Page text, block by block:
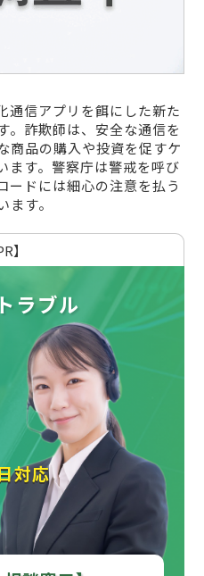
通信アプリを餌にした新た
。詐欺師は、安全な通信を
商品の購入や投資を促すケ
ます。警察庁は警戒を呼び
ードには細心の注意を払う
す。
】
ラブル
対応